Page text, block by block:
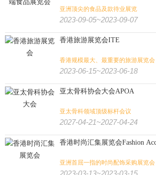
亚洲顶尖的食品及款待业展览
2023-09-05~2023-09-07
香港旅游展览会ITE
香港规模最大、最重要的旅游展览会
2023-06-15~2023-06-18
亚太骨科协会大会APOA
亚太骨科领域顶级标杆会议
2027-04-21~2027-04-24
香港时尚汇集展览会Fashion
亚洲首屈一指的时尚配饰采购展览会
2023-03-13~2023-03-15